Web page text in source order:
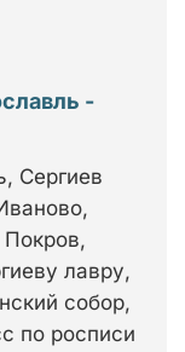
-
Сергиев
лавру,
собор,
по росписи